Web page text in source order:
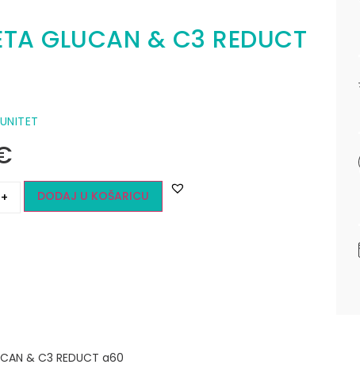
GLUCAN & C3 REDUCT
+ DODAJ U KOŠARICU
& C3 REDUCT a60